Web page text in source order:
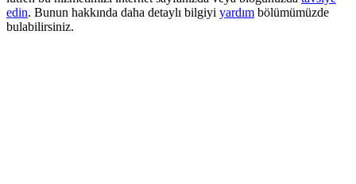
edin. Bunun hakkında daha detaylı bilgiyi yardım bölümümüzde
bulabilirsiniz.